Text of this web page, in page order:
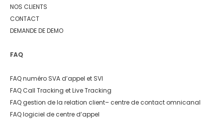
NOS CLIENTS
CONTACT
DEMANDE DE DEMO
FAQ
FAQ numéro SVA d’appel et SVI
FAQ Call Tracking et Live Tracking
FAQ gestion de la relation client– centre de contact omnicanal
FAQ logiciel de centre d’appel